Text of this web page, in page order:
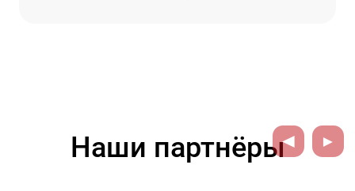
Наши партнёры